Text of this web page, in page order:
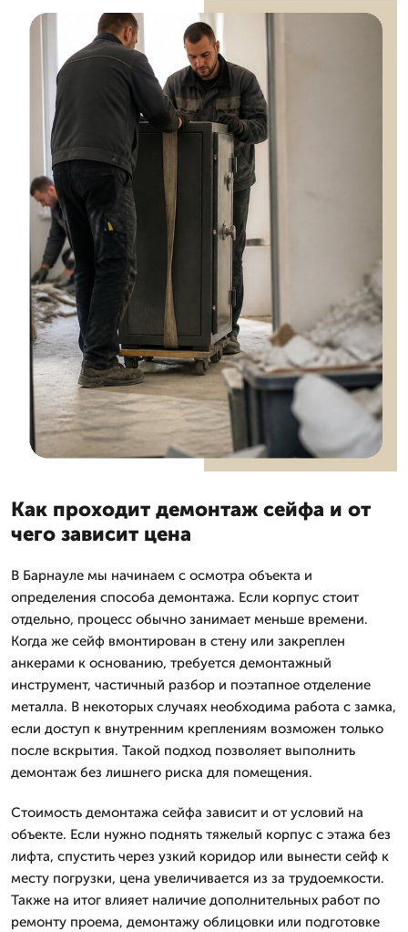
Как проходит демонтаж сейфа и от
чего зависит цена
В Барнауле мы начинаем с осмотра объекта и
определения способа демонтажа. Если корпус стоит
отдельно, процесс обычно занимает меньше времени.
Когда же сейф вмонтирован в стену или закреплен
анкерами к основанию, требуется демонтажный
инструмент, частичный разбор и поэтапное отделение
металла. В некоторых случаях необходима работа с замка,
если доступ к внутренним креплениям возможен только
после вскрытия. Такой подход позволяет выполнить
демонтаж без лишнего риска для помещения.
Стоимость демонтажа сейфа зависит и от условий на
объекте. Если нужно поднять тяжелый корпус с этажа без
лифта, спустить через узкий коридор или вынести сейф к
месту погрузки, цена увеличивается из за трудоемкости.
Также на итог влияет наличие дополнительных работ по
ремонту проема, демонтажу облицовки или подготовке